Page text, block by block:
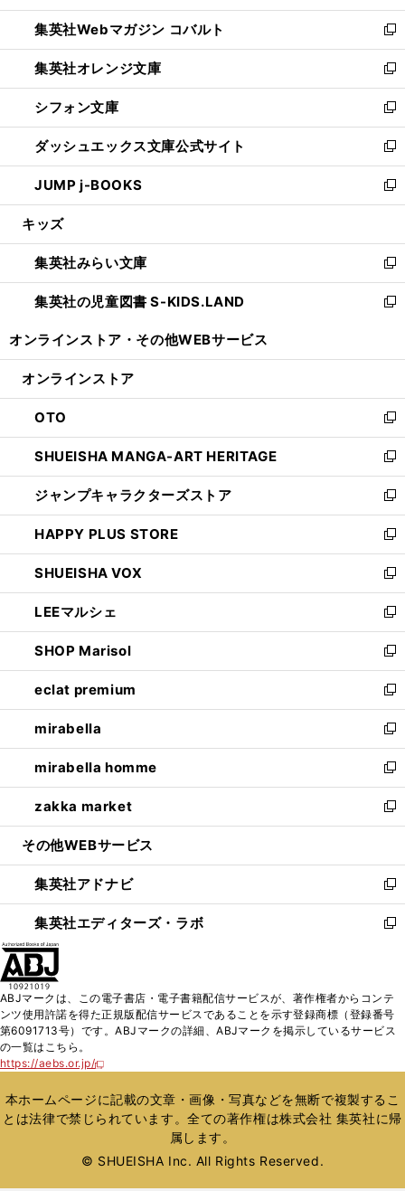
開
く
ウ
で
開
く
ン
ド
ウ
で
開
く
ウ
ィ
ン
ド
ウ
で
開
く
集英社Webマガジン コバルト
新
し
い
ウ
ィ
ン
ド
ウ
で
開
集英社オレンジ文庫
新
し
い
ウ
ィ
ン
ド
ウ
開
く
シフォン文庫
新
し
い
ウ
ィ
ン
ウ
で
開
く
ダッシュエックス文庫公式サイト
新
し
い
ウ
ン
ド
ウ
で
JUMP j-BOOKS
新
し
ウ
ィ
ン
ド
開
キッズ
集英社みらい文庫
新
し
い
ン
ウ
で
開
く
集英社の児童図書 S-KIDS.LAND
新
ウ
ン
ド
ウ
で
開
く
オンラインストア・ その他WEBサービス
オンラインストア
OTO
新
し
い
ウ
ィ
ン
ド
ウ
で
開
く
SHUEISHA MANGA-ART HERITAGE
新
し
い
ウ
ィ
ン
ド
ウ
で
開
く
ジャンプキャラクターズストア
新
し
い
ウ
ィ
ン
ド
ウ
で
開
く
HAPPY PLUS STORE
新
し
い
ウ
ィ
ン
ド
ウ
で
開
く
SHUEISHA VOX
新
し
い
ウ
ィ
ン
ド
ウ
で
開
く
LEEマルシェ
新
し
い
ウ
ィ
ン
ド
ウ
で
開
く
SHOP Marisol
新
し
い
ウ
ィ
ン
ド
ウ
で
開
eclat premium
新
し
い
ウ
ィ
ン
ド
ウ
開
く
mirabella
新
し
い
ウ
ィ
ン
ウ
で
開
く
mirabella homme
新
し
い
ウ
ン
ド
ウ
で
zakka market
新
し
ウ
ィ
ン
ド
く
その他WEBサービス
集英社アドナビ
新
し
い
ド
ウ
で
集英社エディターズ・ラボ
新
ィ
ン
開
く
ABJマークは、この電子書店・電子書籍配信サービスが、著作権者からコンテ
ンツ使用許諾を得た正規版配信サービスであることを示す登録商標（登録番号
第6091713号）です。ABJマークの詳細、ABJマークを掲示しているサービス
の一覧はこちら。
https://aebs.or.jp/
新
い
ウ
ィ
ウ
本ホームページに記載の文章・画像・写真などを無断で複製するこ
とは法律で禁じられています。全ての著作権は株式会社 集英社に帰
属します。
© SHUEISHA Inc. All Rights Reserved.